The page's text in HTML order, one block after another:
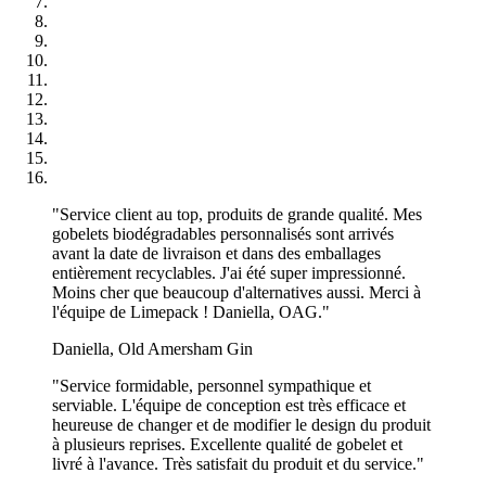
Gobelets en Plastique Réutilisables
Personnalisés – Le Meilleur Choix
Écologique
Nous proposons des quantités de commande flexibles et une
livraison rapide pour répondre à vos besoins. Notre technologie
d’impression garantit que votre logo, votre slogan ou votre design se
démarque avec une clarté optimale. Que votre visuel soit audacieux
écologique de votre marque.
Livraison rapide en seulement 6 semaines – Ainsi, vous avez vos
gobelets personnalisés prêts à temps pour les cafés, événements ou
festivals, sans retard.
"Service client au top, produits de grande qualité. Mes
gobelets biodégradables personnalisés sont arrivés
avant la date de livraison et dans des emballages
entièrement recyclables. J'ai été super impressionné.
Moins cher que beaucoup d'alternatives aussi. Merci à
l'équipe de Limepack ! Daniella, OAG."
Daniella, Old Amersham Gin
"Service formidable, personnel sympathique et
serviable. L'équipe de conception est très efficace et
heureuse de changer et de modifier le design du produit
à plusieurs reprises. Excellente qualité de gobelet et
livré à l'avance. Très satisfait du produit et du service."